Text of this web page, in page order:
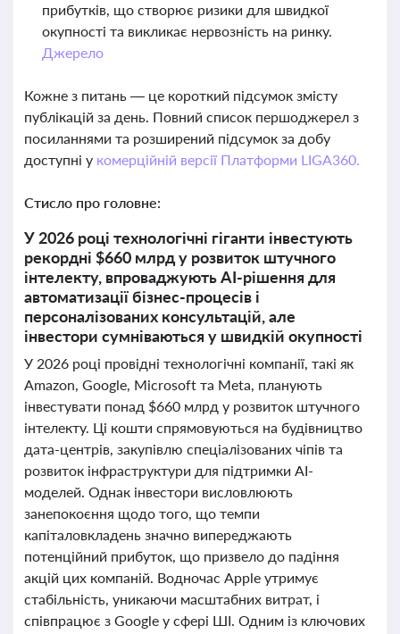
прибутків, що створює ризики для швидкої
окупності та викликає нервозність на ринку.
Джерело
Кожне з питань — це короткий підсумок змісту
публікацій за день. Повний список першоджерел з
посиланнями та розширений підсумок за добу
доступні у комерційній версії Платформи LIGA360.
Стисло про головне:
У 2026 році технологічні гіганти інвестують
рекордні $660 млрд у розвиток штучного
інтелекту, впроваджують AI-рішення для
автоматизації бізнес-процесів і
персоналізованих консультацій, але
інвестори сумніваються у швидкій окупності
У 2026 році провідні технологічні компанії, такі як
Amazon, Google, Microsoft та Meta, планують
інвестувати понад $660 млрд у розвиток штучного
інтелекту. Ці кошти спрямовуються на будівництво
дата-центрів, закупівлю спеціалізованих чіпів та
розвиток інфраструктури для підтримки AI-
моделей. Однак інвестори висловлюють
занепокоєння щодо того, що темпи
капіталовкладень значно випереджають
потенційний прибуток, що призвело до падіння
акцій цих компаній. Водночас Apple утримує
стабільність, уникаючи масштабних витрат, і
співпрацює з Google у сфері ШІ. Одним із ключових